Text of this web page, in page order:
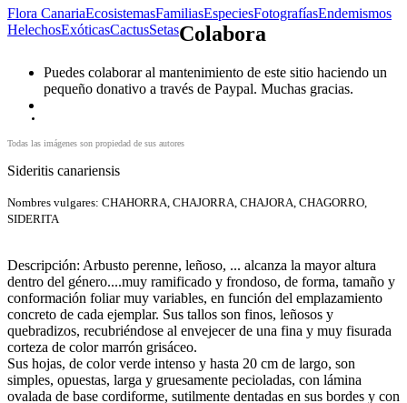
Flora CanariaEcosistemasFamiliasEspeciesFotografíasEndemismos
HelechosExóticasCactusSetasColabora
Puedes colaborar al mantenimiento de este sitio haciendo un
pequeño donativo a través de Paypal. Muchas gracias.
Todas las imágenes son propiedad de sus autores
Sideritis canariensis
Nombres vulgares: CHAHORRA, CHAJORRA, CHAJORA, CHAGORRO,
SIDERITA
Descripción: Arbusto perenne, leñoso, ... alcanza la mayor altura
dentro del género....muy ramificado y frondoso, de forma, tamaño y
conformación foliar muy variables, en función del emplazamiento
concreto de cada ejemplar. Sus tallos son finos, leñosos y
quebradizos, recubriéndose al envejecer de una fina y muy fisurada
corteza de color marrón grisáceo.
Sus hojas, de color verde intenso y hasta 20 cm de largo, son
simples, opuestas, larga y gruesamente pecioladas, con lámina
ovalada de base cordiforme, sutilmente dentadas en sus bordes y con